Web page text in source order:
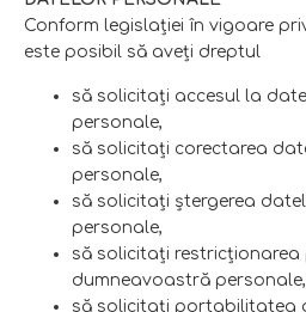
Conform legislaţiei în vigoare
este posibil să aveţi dreptul
să solicitaţi accesul la
personale,
să solicitaţi corectarea
personale,
să solicitaţi ştergerea
personale,
să solicitaţi
dumneavoastră personale,
să solicitaţi portabilitatea